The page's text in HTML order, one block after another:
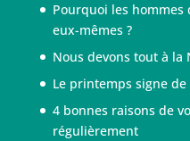
Pourquoi les
eux-mêmes ?
Nous devons tout à la
Le printemps signe de
4 bonnes raisons de
régulièrement